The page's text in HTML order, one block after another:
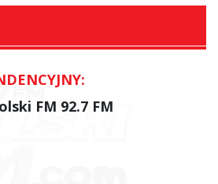
FM 92.7 FM